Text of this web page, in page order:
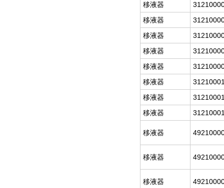
移液器
移液器
移液器
移液器
移液器
移液器
移液器
移液器
移液器
移液器
移液器